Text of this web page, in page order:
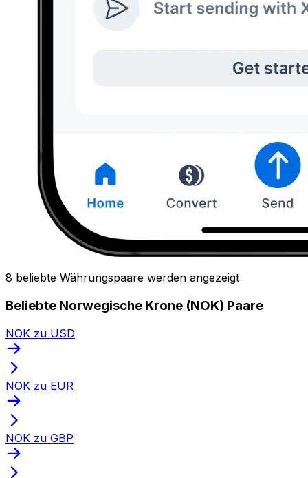
8 beliebte Währungspaare werden angezeigt
Beliebte Norwegische Krone (NOK) Paare
NOK zu USD
NOK zu EUR
NOK zu GBP